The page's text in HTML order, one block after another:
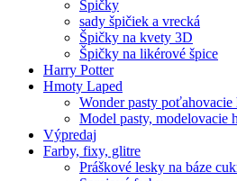
Špičky
sady špičiek a vrecká
Špičky na kvety 3D
Špičky na likérové špice
Harry Potter
Hmoty Laped
Wonder pasty poťahovacie
Model pasty, modelovacie
Výpredaj
Farby, fixy, glitre
Práškové lesky na báze